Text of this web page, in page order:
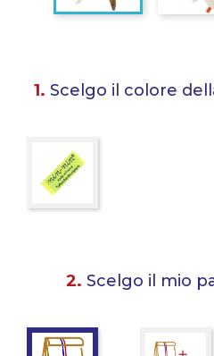
1. Scelgo il colore
2. Scelgo il mio